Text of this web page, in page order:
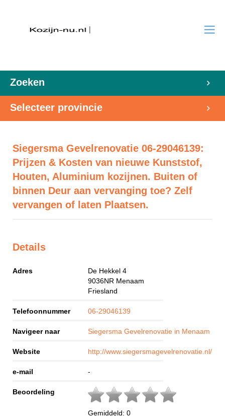
Zoeken
Selecteer provincie
Siegersma Gevelrenovatie 06-29046139:
Prijzen & Kosten van nieuwe Kunststof,
Houten, Aluminium kozijnen. Buiten of
binnen Deur aan vervanging toe? Zelf
vervangen of laten Plaatsen.
Details
Adres
De Hekkel 4
9036NR Menaam
Friesland
Telefoonnummer 06-29046139
Navigeer naar Siegersma Gevelrenovatie in Menaam
Website http://www.siegersmagevelrenovatie.nl/
e-mail -
Beoordeling
Gemiddeld: 0